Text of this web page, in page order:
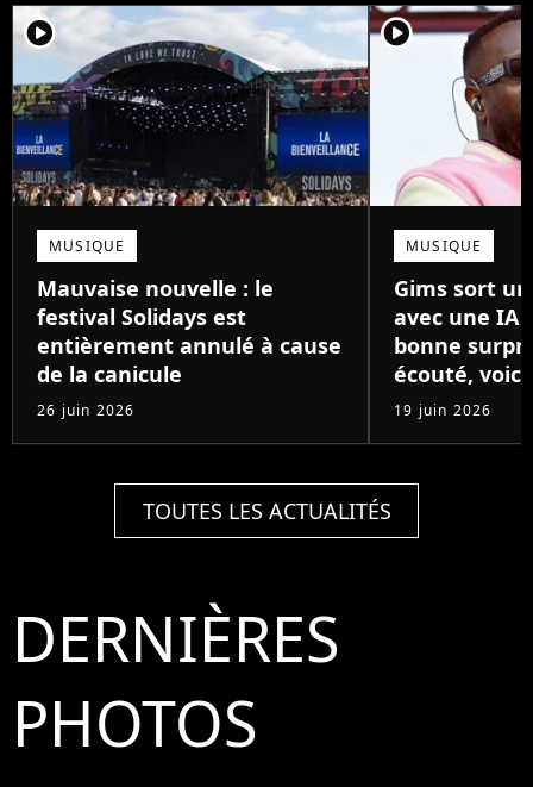
player2
MUSIQUE
Mauvaise nouvelle : le
festival Solidays est
entièrement annulé à cause
de la canicule
26 juin 2026
player2
MUSIQUE
Gims sort
avec une IA
bonne
écouté,
19 juin 2026
TOUTES LES ACTUALITÉS
DERNIÈRES
PHOTOS